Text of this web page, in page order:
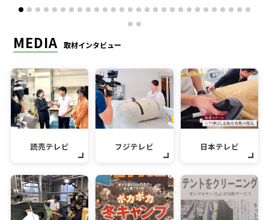
MEDIA 取材インタビュー
読売テレビ フジテレビ 日本テレビ